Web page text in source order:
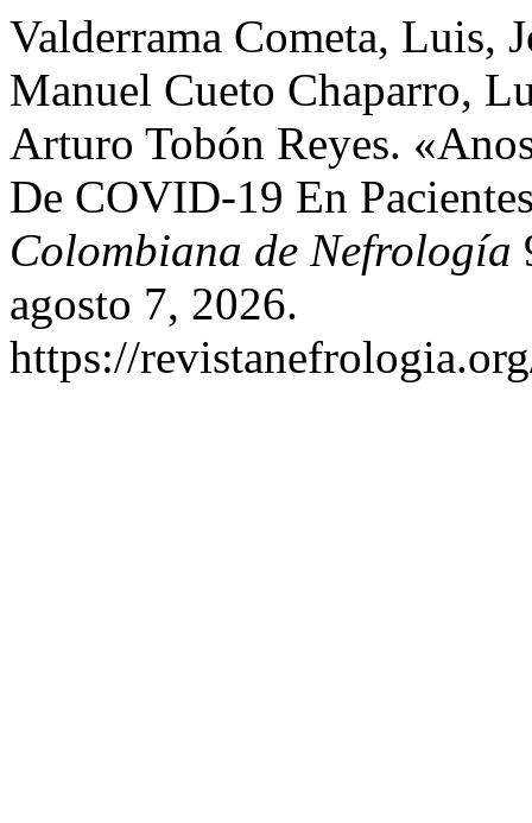
Valderrama Cometa, Luis,
Manuel Cueto Chaparro,
Arturo Tobón Reyes.
De COVID-19 En
Colombiana de Nefrología
agosto 7, 2026.
https://